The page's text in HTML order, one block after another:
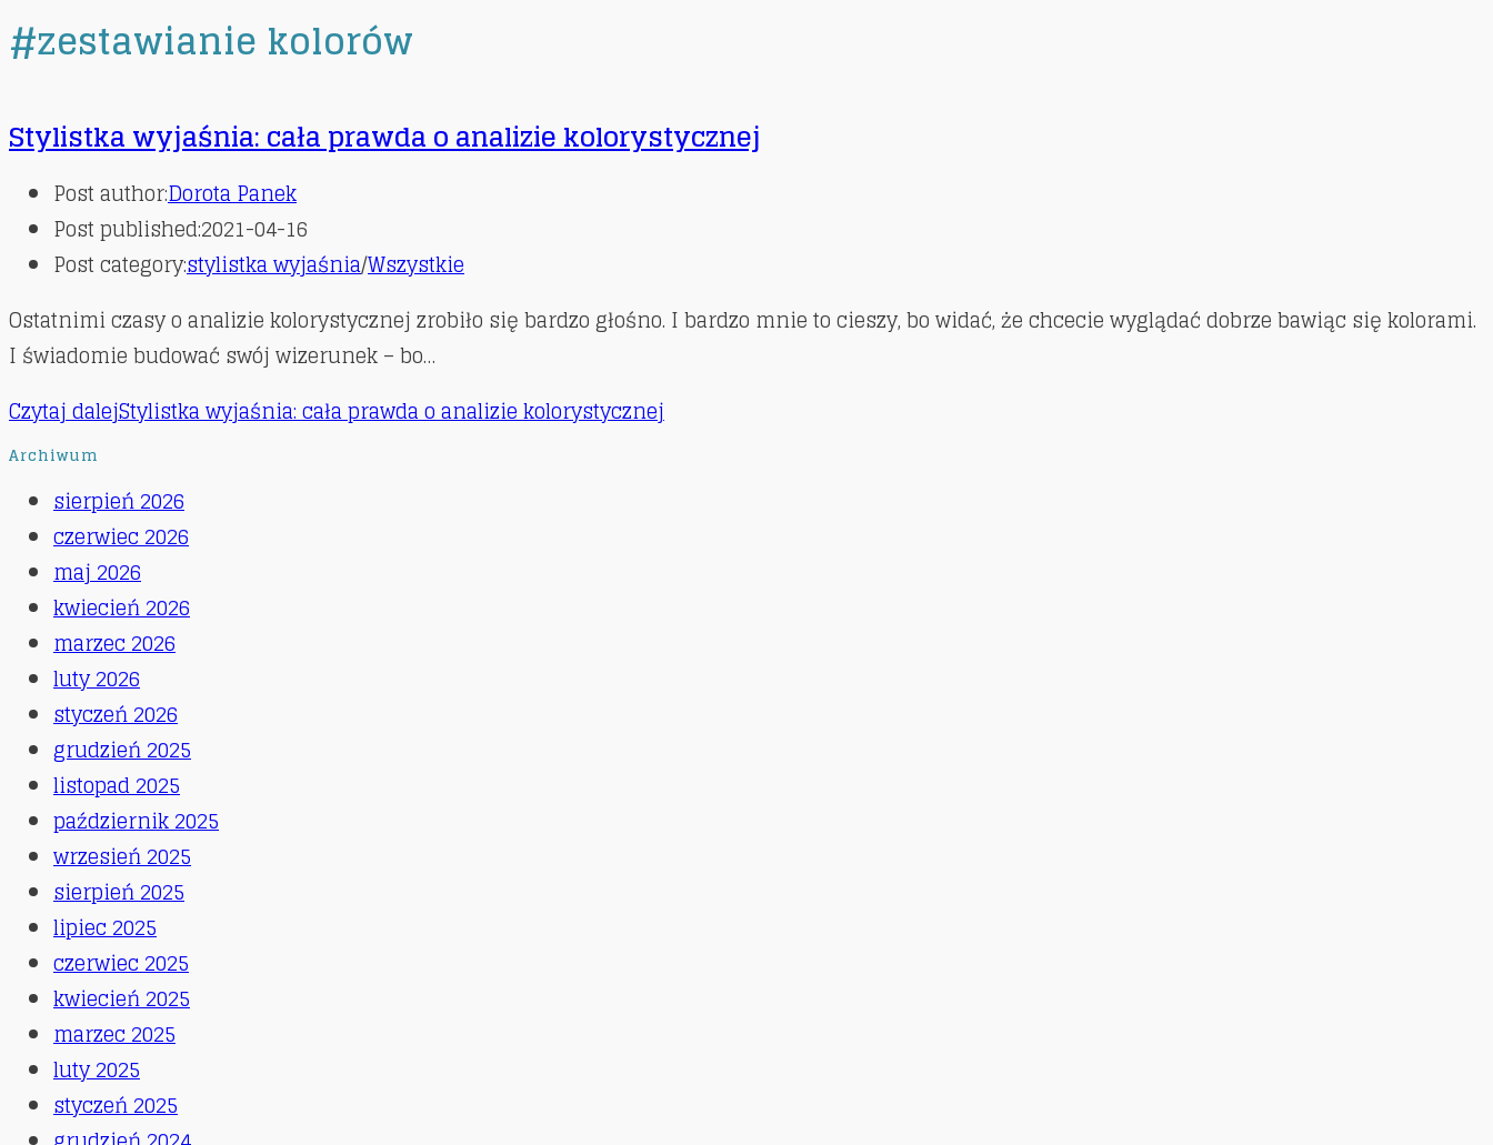
#zestawianie kolorów
Stylistka wyjaśnia: cała prawda o analizie kolorystycznej
Post author:Dorota Panek
Post published:2021-04-16
Post category:stylistka wyjaśnia/Wszystkie
Ostatnimi czasy o analizie kolorystycznej zrobiło się bardzo głośno. I bardzo mnie to cieszy, bo widać, że chcecie wyglądać dobrze bawiąc się kolorami.
I świadomie budować swój wizerunek – bo…
Czytaj dalejStylistka wyjaśnia: cała prawda o analizie kolorystycznej
Archiwum
sierpień 2026
czerwiec 2026
maj 2026
kwiecień 2026
marzec 2026
luty 2026
styczeń 2026
grudzień 2025
listopad 2025
październik 2025
wrzesień 2025
sierpień 2025
lipiec 2025
czerwiec 2025
kwiecień 2025
marzec 2025
luty 2025
styczeń 2025